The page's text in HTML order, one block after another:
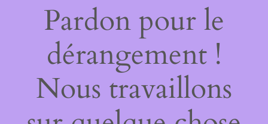
Pardon pour le
dérangement !
Nous travaillons